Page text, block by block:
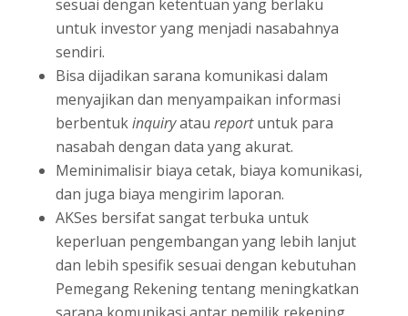
sesuai dengan ketentuan yang berlaku
untuk investor yang menjadi nasabahnya
sendiri.
Bisa dijadikan sarana komunikasi dalam
menyajikan dan menyampaikan informasi
berbentukinquiryatau reportuntuk para
nasabah dengan data yang akurat.
Meminimalisir biaya cetak, biaya komunikasi,
dan juga biaya mengirim laporan.
AKSes bersifat sangat terbuka untuk
keperluan pengembangan yang lebih lanjut
dan lebih spesifik sesuai dengan kebutuhan
Pemegang Rekening tentang meningkatkan